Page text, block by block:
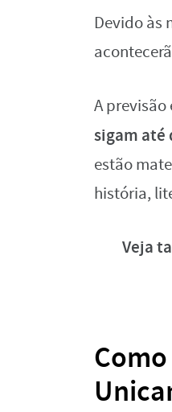
Devido às
A previsão
sigam até
estão
história,
Veja